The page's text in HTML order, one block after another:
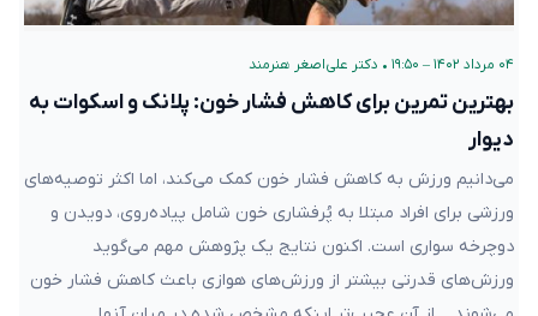
۰۴ مرداد ۱۴۰۲ – ۱۹:۵۰ • دکتر علی‌اصغر هنرمند
بهترین تمرین‌ برای کاهش فشار خون: پلانک و اسکوات به
دیوار
می‌دانیم ورزش به کاهش فشار خون کمک می‌کند، اما اکثر توصیه‌های
ورزشی برای افراد مبتلا به پُرفشاری خون شامل پیاده‌روی، دویدن و
دوچرخه سواری است. اکنون نتایج یک پژوهش مهم می‌گوید
ورزش‌های قدرتی بیشتر از ورزش‌های هوازی باعث کاهش فشار خون